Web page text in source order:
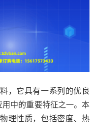
，它具有一系列的优良
中的重要特征之一。本
理性质，包括密度、热